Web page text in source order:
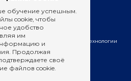
рекомендательные технологии
обучение успешным.
cookie, чтобы
удобство
им
и
Продолжая
своё
файлов cookie.